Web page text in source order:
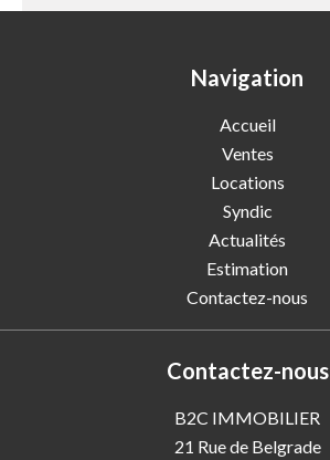
Navigation
Accueil
Ventes
Locations
Syndic
Actualités
Estimation
Contactez-nous
Contactez-nous
B2C IMMOBILIER
21 Rue de Belgrade